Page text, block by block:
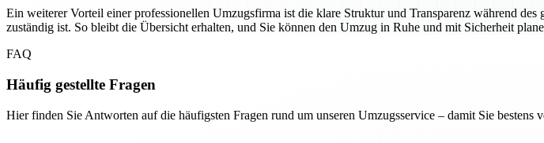
Ein weiterer Vorteil einer professionellen Umzugsfirma ist die klare Struktur und Transparenz während
zuständig ist. So bleibt die Übersicht erhalten, und Sie können den Umzug in Ruhe und mit Sicherheit
FAQ
Häufig gestellte Fragen
Hier finden Sie Antworten auf die häufigsten Fragen rund um unseren Umzugsservice – damit Sie bestens